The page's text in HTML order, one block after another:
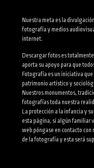
Nuestra meta es la
fotografía y medios
internet.
Descargar fotos es
aporta su apoyo para que
Fotografía es un iniciativa
patrimonio artístico y
Nuestros monumentos,
fotografías toda nuestra
La protección a la infancia y
esta página, si algún familiar
web póngase en contacto
de la fotografía y esta será